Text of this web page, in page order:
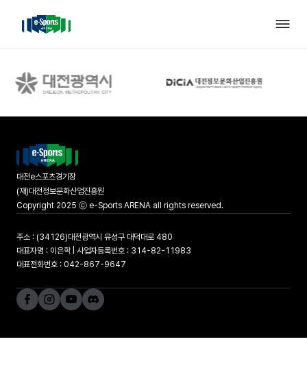
대전e스포츠경기장
(재)대전정보문화산업진흥원
Copyright 2025 ⓒ e-Sports ARENA all rights reserved.
주소 : (34126)대전광역시 유성구 대덕대로 480
대표자명 : 이은학 | 사업자등록번호 : 314-82-11983
대표전화번호 : 042-867-9647